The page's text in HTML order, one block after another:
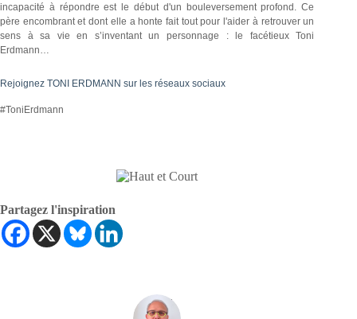
incapacité à répondre est le début d'un bouleversement profond. Ce
père encombrant et dont elle a honte fait tout pour l'aider à retrouver un
sens à sa vie en s’inventant un personnage : le facétieux Toni
Erdmann…
Rejoignez TONI ERDMANN sur les réseaux sociaux
#ToniErdmann
Partagez l'inspiration